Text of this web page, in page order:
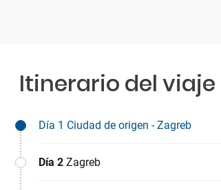
Itinerario del viaje
Día 1 Ciudad de origen - Zagreb
Día 2 Zagreb